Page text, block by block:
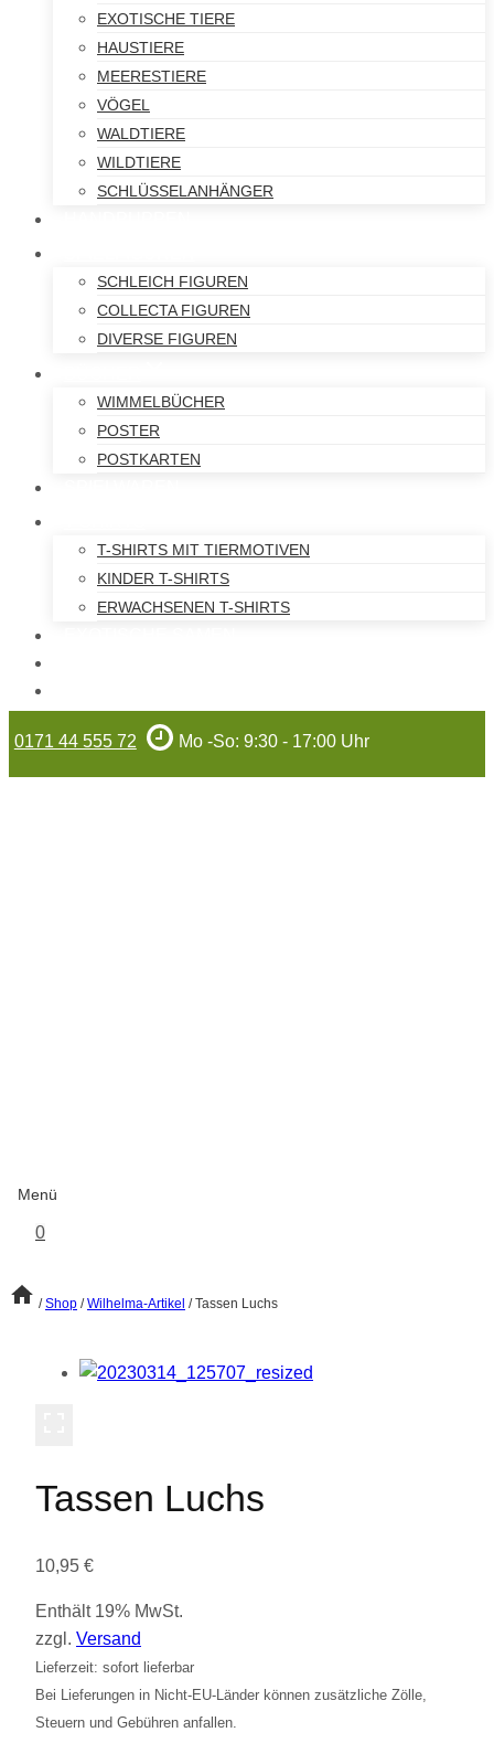
EXOTISCHE TIERE
HAUSTIERE
MEERESTIERE
VÖGEL
WALDTIERE
WILDTIERE
SCHLÜSSELANHÄNGER
SCHLEICH FIGUREN
COLLECTA FIGUREN
DIVERSE FIGUREN
WIMMELBÜCHER
POSTER
POSTKARTEN
T-SHIRTS MIT TIERMOTIVEN
KINDER T-SHIRTS
ERWACHSENEN T-SHIRTS
0171 44 555 72 Mo -So: 9:30 - 17:00 Uhr
Menü
0
/ Shop / Wilhelma-Artikel / Tassen Luchs
Tassen Luchs
10,95 €
Enthält 19% MwSt.
zzgl. Versand
Lieferzeit: sofort lieferbar
Bei Lieferungen in Nicht-EU-Länder können zusätzliche Zölle,
Steuern und Gebühren anfallen.